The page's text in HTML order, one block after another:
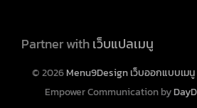
Partner withเว็บแปลเมนู
© 2026Menu9Design เว็บออกแบบเมนู
Empower Communication by